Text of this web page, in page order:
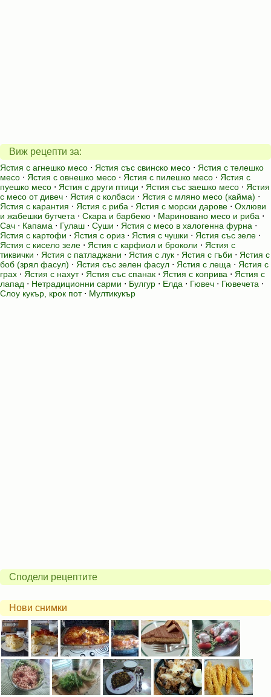
Виж рецепти за:
Ястия с агнешко месо ⋅ Ястия със свинско месо ⋅ Ястия с телешко
месо ⋅ Ястия с овнешко месо ⋅ Ястия с пилешко месо ⋅ Ястия с
пуешко месо ⋅ Ястия с други птици ⋅ Ястия със заешко месо ⋅ Ястия
с месо от дивеч ⋅ Ястия с колбаси ⋅ Ястия с мляно месо (кайма) ⋅
Ястия с карантия ⋅ Ястия с риба ⋅ Ястия с морски дарове ⋅ Охлюви
и жабешки бутчета ⋅ Скара и барбекю ⋅ Мариновано месо и риба ⋅
Сач ⋅ Капама ⋅ Гулаш ⋅ Суши ⋅ Ястия с месо в халогенна фурна ⋅
Ястия с картофи ⋅ Ястия с ориз ⋅ Ястия с чушки ⋅ Ястия със зеле ⋅
Ястия с кисело зеле ⋅ Ястия с карфиол и броколи ⋅ Ястия с
тиквички ⋅ Ястия с патладжани ⋅ Ястия с лук ⋅ Ястия с гъби ⋅ Ястия с
боб (зрял фасул) ⋅ Ястия със зелен фасул ⋅ Ястия с леща ⋅ Ястия с
грах ⋅ Ястия с нахут⋅ Ястия със спанак ⋅ Ястия с коприва ⋅ Ястия с
лапад ⋅ Нетрадиционни сарми ⋅ Булгур ⋅ Елда ⋅ Гювеч ⋅ Гювечета ⋅
Слоу кукър, крок пот⋅ Мултикукър
Сподели рецептите
Нови снимки